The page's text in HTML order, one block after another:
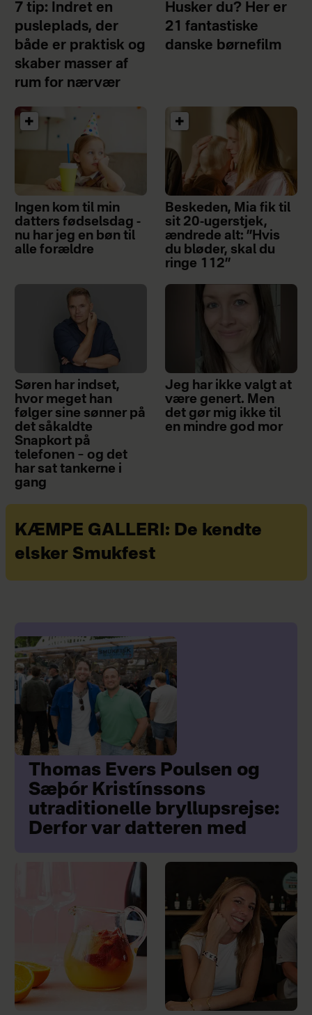
7 tip: Indret en
pusleplads, der
både er praktisk og
skaber masser af
rum for nærvær
Husker du? Her er
21 fantastiske
danske børnefilm
Ingen kom til min
datters fødselsdag -
nu har jeg en bøn til
alle forældre
Beskeden, Mia fik til
sit 20-ugerstjek,
ændrede alt: ”Hvis
du bløder, skal du
ringe 112”
Søren har indset,
hvor meget han
følger sine sønner på
det såkaldte
Snapkort på
telefonen – og det
har sat tankerne i
gang
Jeg har ikke valgt at
være genert. Men
det gør mig ikke til
en mindre god mor
KÆMPE GALLERI: De kendte
elsker Smukfest
Thomas Evers Poulsen og
Sæþór Kristínssons
utraditionelle bryllupsrejse:
Derfor var datteren med